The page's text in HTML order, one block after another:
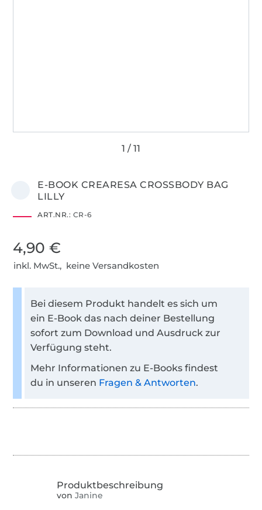
E-BOOK CREARESA CROSSBODY BAG
LILLY
ART.NR.: CR-6
4,90 €
inkl. MwSt., keine Versandkosten
Bei diesem Produkt handelt es sich um
ein E-Book das nach deiner Bestellung
sofort zum Download und Ausdruck zur
Verfügung steht.
Mehr Informationen zu E-Books findest
du in unseren Fragen & Antworten.
von Janine